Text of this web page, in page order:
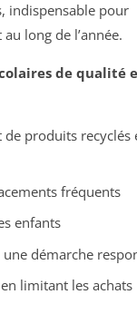
indispensable pour
long de l’année.
de qualité
de produits recyclés
fréquents
enfants
démarche
limitant les